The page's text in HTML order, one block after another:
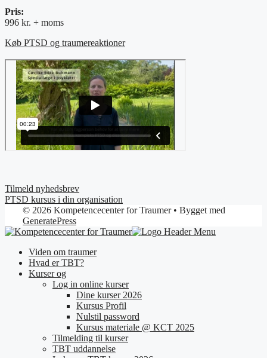
Pris:
996 kr. + moms
Køb PTSD og traumereaktioner
Tilmeld nyhedsbrev
PTSD kursus i din organisation
© 2026 Kompetencecenter for Traumer• Bygget med
GeneratePress
Viden om traumer
Hvad er TBT?
Kurser og
Log in online kurser
Dine kurser 2026
Kursus Profil
Nulstil password
Kursus materiale @ KCT 2025
Tilmelding til kurser
TBT uddannelse